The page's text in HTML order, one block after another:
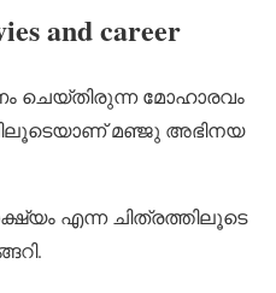
and career
ചെയ്തിരുന്ന മോഹാരവം
മഞ്ജു അഭിനയ
എന്ന ചിത്രത്തിലൂടെ